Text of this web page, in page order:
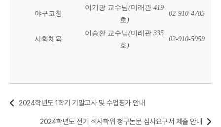
야구코칭
이기광 교수님(미래관 419
호)
02-910-4785
사회체육
이승환 교수님(미래관 335
호)
02-910-5959
2024학년도 1학기 기말고사 및 수업평가 안내
2024학년도 전기 석사학위 청구논문 심사요구서 제출 안내